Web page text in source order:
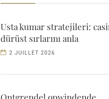
Usta kumar stratejileri:
dürüst sırlarını anla
2 JUILLET 2026